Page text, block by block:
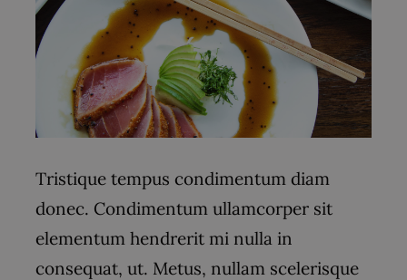
Tristique tempus condimentum diam
donec. Condimentum ullamcorper sit
elementum hendrerit mi nulla in
consequat, ut. Metus, nullam scelerisque